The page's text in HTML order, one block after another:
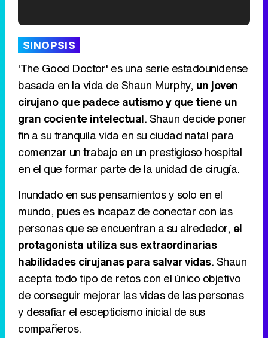
Tráiler de '33 días', la nueva serie de Atresplayer con Julián Villagrán y José Manuel Poga
Tráiler en catalán de 'Ravalear', la nueva serie de HBO Max sobre los fondos buitre
SINOPSIS
'The Good Doctor' es una serie estadounidense
basada en la vida de Shaun Murphy, un joven
cirujano que padece autismo y que tiene un
gran cociente intelectual. Shaun decide poner
fin a su tranquila vida en su ciudad natal para
comenzar un trabajo en un prestigioso hospital
en el que formar parte de la unidad de cirugía.
Inundado en sus pensamientos y solo en el
mundo, pues es incapaz de conectar con las
personas que se encuentran a su alrededor, el
protagonista utiliza sus extraordinarias
habilidades cirujanas para salvar vidas. Shaun
acepta todo tipo de retos con el único objetivo
de conseguir mejorar las vidas de las personas
y desafiar el escepticismo inicial de sus
compañeros.